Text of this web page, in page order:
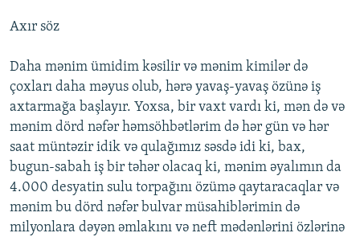
Axır söz
Daha mәnim ümidim kәsilir vә mәnim kimilәr dә
çoxları daha mәyus olub, hәrә yavaş-yavaş özünә iş
axtarmağa başlayır. Yoxsa, bir vaxt vardı ki, mәn dә vә
mәnim dörd nәfәr hәmsöhbәtlәrim dә hәr gün vә hәr
saat müntәzir idik vә qulağımız sәsdә idi ki, bax,
bugun-sabah iş bir tәhәr olacaq ki, mәnim әyalımın da
4.000 desyatin sulu torpağını özümә qaytaracaqlar vә
mәnim bu dörd nәfәr bulvar müsahiblәrimin dә
milyonlara dәyәn әmlakını vә neft mәdәnlәrini özlәrinә